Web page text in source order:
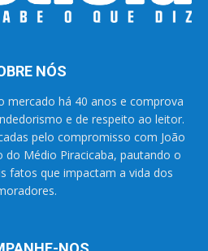
NÓS
mercado há 40 anos e comprova
e de respeito ao leitor.
pelo compromisso com João
do Médio Piracicaba, pautando o
fatos que impactam a vida dos